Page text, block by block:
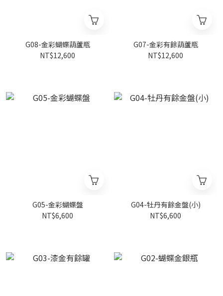
G08-金彩蝴蝶葫蘆瓶
NT$12,600
G07-金彩有餘葫蘆瓶
NT$12,600
G05-金彩蝴蝶盤
NT$6,600
G04-牡丹有餘金盤(小)
NT$6,600